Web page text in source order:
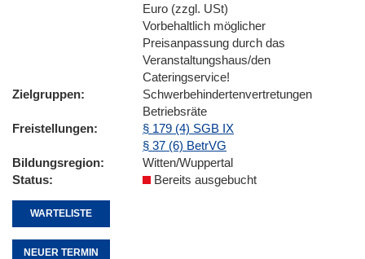
Euro (zzgl. USt)
Vorbehaltlich möglicher
Preisanpassung durch das
Veranstaltungshaus/den
Cateringservice!
Zielgruppen
Schwerbehindertenvertretungen
Betriebsräte
Freistellungen
§ 179 (4) SGB IX
§ 37 (6) BetrVG
Bildungsregion
Witten/Wuppertal
Status
Bereits ausgebucht
WARTELISTE
NEUER TERMIN